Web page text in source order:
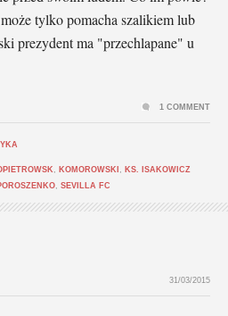
tylko pomacha szalikiem lub
prezydent ma "przechlapane" u
KOMOROWSKI
KS. ISAKOWICZ
SEVILLA FC
1 COMMENT
31/03/2015